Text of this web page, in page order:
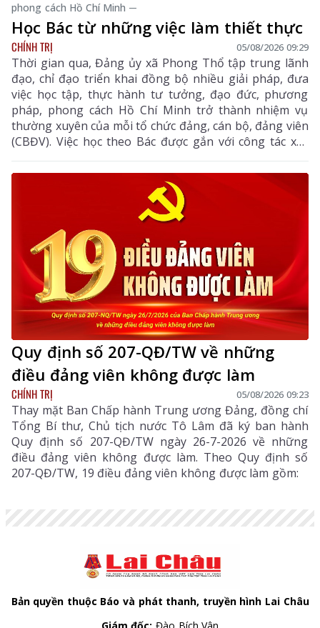
phong cách Hồ Chí Minh ─
Học Bác từ những việc làm thiết thực
CHÍNH TRỊ 05/08/2026 09:29
Thời gian qua, Đảng ủy xã Phong Thổ tập trung lãnh
đạo, chỉ đạo triển khai đồng bộ nhiều giải pháp, đưa
việc học tập, thực hành tư tưởng, đạo đức, phương
pháp, phong cách Hồ Chí Minh trở thành nhiệm vụ
thường xuyên của mỗi tổ chức đảng, cán bộ, đảng viên
(CBĐV). Việc học theo Bác được gắn với công tác xây
dựng Đảng, thực hiện nhiệm vụ chính trị và phục vụ
nhân dân, góp phần nâng cao năng lực lãnh đạo, sức
chiến đấu của tổ chức Đảng, thúc đẩy kinh tế - xã hội
Quy định số 207-QĐ/TW về những
điều đảng viên không được làm
CHÍNH TRỊ 05/08/2026 09:23
Thay mặt Ban Chấp hành Trung ương Đảng, đồng chí
Tổng Bí thư, Chủ tịch nước Tô Lâm đã ký ban hành
Quy định số 207-QĐ/TW ngày 26-7-2026 về những
điều đảng viên không được làm. Theo Quy định số
207-QĐ/TW, 19 điều đảng viên không được làm gồm:
Bản quyền thuộc Báo và phát thanh, truyền hình Lai Châu